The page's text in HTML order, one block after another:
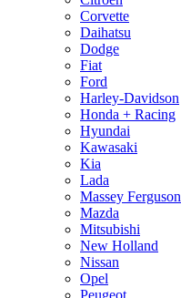
Corvette
Daihatsu
Dodge
Fiat
Ford
Harley-Davidson
Honda + Racing
Hyundai
Kawasaki
Kia
Lada
Massey Ferguson
Mazda
Mitsubishi
New Holland
Nissan
Opel
Peugeot